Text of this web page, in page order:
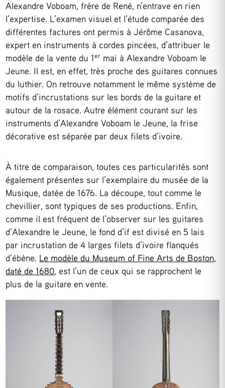
Alexandre Voboam, frère de René, n’entrave en rien
l’expertise. L’examen visuel et l’étude comparée des
différentes factures ont permis à Jérôme Casanova,
expert en instruments à cordes pincées, d’attribuer le
modèle de la vente du 1er mai à Alexandre Voboam le
Jeune. Il est, en effet, très proche des guitares connues
du luthier. On retrouve notamment le même système de
motifs d’incrustations sur les bords de la guitare et
autour de la rosace. Autre élément courant sur les
instruments d’Alexandre Voboam le Jeune, la frise
décorative est séparée par deux filets d’ivoire.
À titre de comparaison, toutes ces particularités sont
également présentes sur l’exemplaire du musée de la
Musique, datée de 1676. La découpe, tout comme le
chevillier, sont typiques de ses productions. Enfin,
comme il est fréquent de l’observer sur les guitares
d’Alexandre le Jeune, le fond d’if est divisé en 5 lais
par incrustation de 4 larges filets d’ivoire flanqués
d’ébène. Le modèle du Museum of Fine Arts de Boston,
daté de 1680, est l’un de ceux qui se rapprochent le
plus de la guitare en vente.